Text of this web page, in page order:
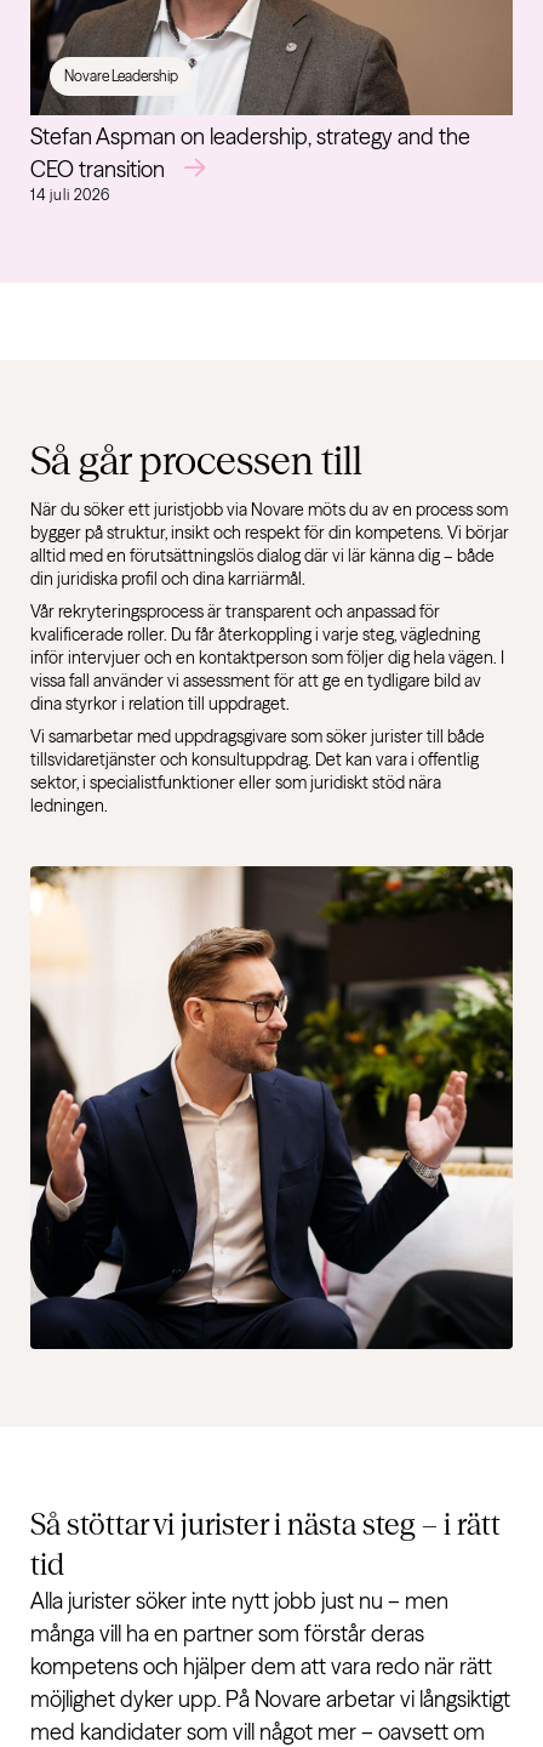
Novare Leadership
Stefan Aspman on leadership, strategy and the
CEO transition
14 juli 2026
Så går processen till
När du söker ett juristjobb via Novare möts du av en process som
bygger på struktur, insikt och respekt för din kompetens. Vi börjar
alltid med en förutsättningslös dialog där vi lär känna dig – både
din juridiska profil och dina karriärmål.
Vår rekryteringsprocess är transparent och anpassad för
kvalificerade roller. Du får återkoppling i varje steg, vägledning
inför intervjuer och en kontaktperson som följer dig hela vägen. I
vissa fall använder vi assessment för att ge en tydligare bild av
dina styrkor i relation till uppdraget.
Vi samarbetar med uppdragsgivare som söker jurister till både
tillsvidaretjänster och konsultuppdrag. Det kan vara i offentlig
sektor, i specialistfunktioner eller som juridiskt stöd nära
ledningen.
Så stöttar vi jurister i nästa steg – i rätt
tid
Alla jurister söker inte nytt jobb just nu – men
många vill ha en partner som förstår deras
kompetens och hjälper dem att vara redo när rätt
möjlighet dyker upp. På Novare arbetar vi långsiktigt
med kandidater som vill något mer – oavsett om